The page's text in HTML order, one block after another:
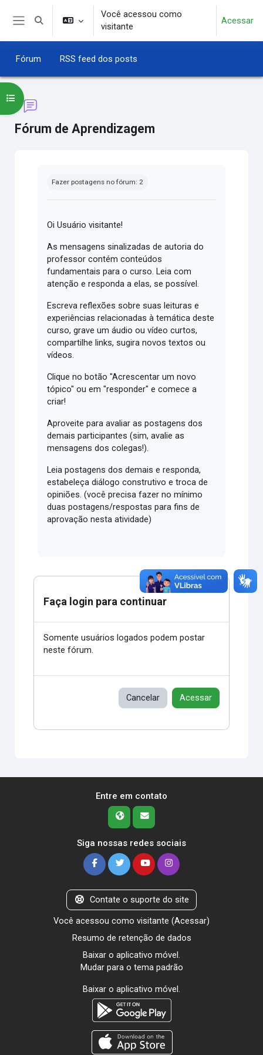
Ir para o conteúdo principal
Alternar entrada de pesquisa
Você acessou como
visitante
Acessar
Fórum RSS feed dos posts
Fórum de Aprendizagem
Abrir índice do curso
Fazer postagens no fórum: 2
Oi Usuário visitante!
As mensagens sinalizadas de autoria do
professor contém conteúdos
fundamentais para o curso. Leia com
atenção e responda a elas, se possível.
Escreva reflexões sobre suas leituras e
experiências relacionadas à temática deste
curso, grave um áudio ou vídeo curtos,
compartilhe links, sugira novos textos ou
vídeos.
Clique no botão "Acrescentar um novo
tópico" ou em "responder" e comece a
criar!
Aproveite para avaliar as postagens dos
demais participantes (sim, avalie as
mensagens dos colegas!).
Leia postagens dos demais e responda,
estabeleça diálogo construtivo e troca de
opiniões. (você precisa fazer no mínimo
duas postagens/respostas para fins de
aprovação nesta atividade)
Faça login para continuar
Somente usuários logados podem postar
neste fórum.
Cancelar Acessar
Entre em contato
Siga nossas redes sociais
Contate o suporte do site
Você acessou como visitante (Acessar)
Resumo de retenção de dados
Baixar o aplicativo móvel.
Mudar para o tema padrão
Baixar o aplicativo móvel.